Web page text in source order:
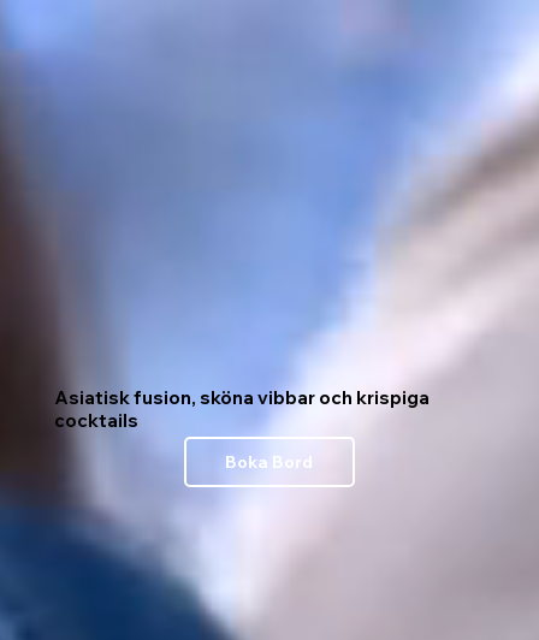
Asiatisk fusion, sköna vibbar och krispiga
cocktails
Boka Bord